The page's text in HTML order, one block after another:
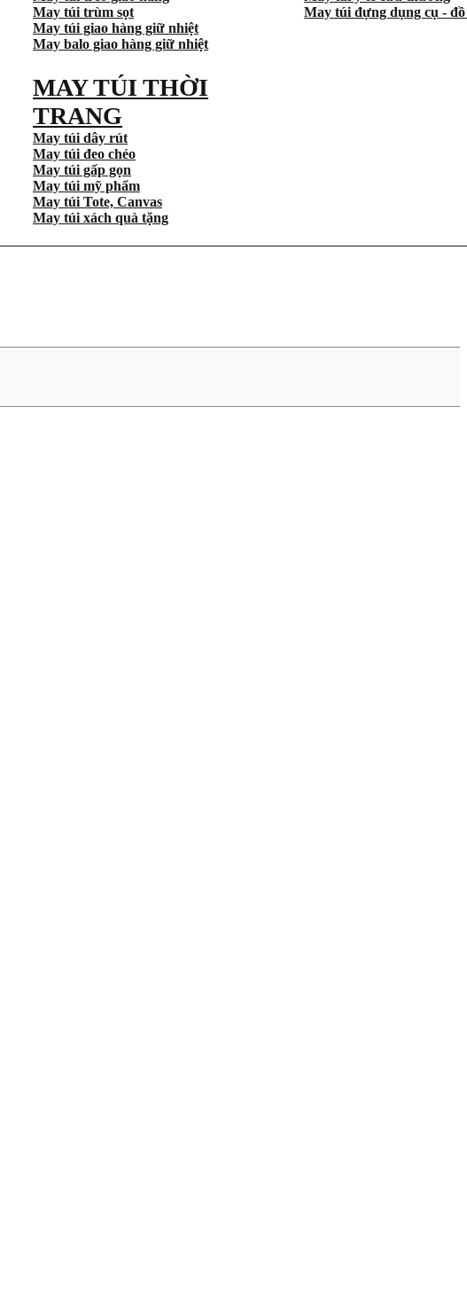
May túi trùm sọt
May túi giao hàng giữ nhiệt
May balo giao hàng giữ nhiệt
May túi đựng dụng cụ - đồ
MAY TÚI THỜI
TRANG
May túi dây rút
May túi đeo chéo
May túi gấp gọn
May túi mỹ phẩm
May túi Tote, Canvas
May túi xách quà tặng